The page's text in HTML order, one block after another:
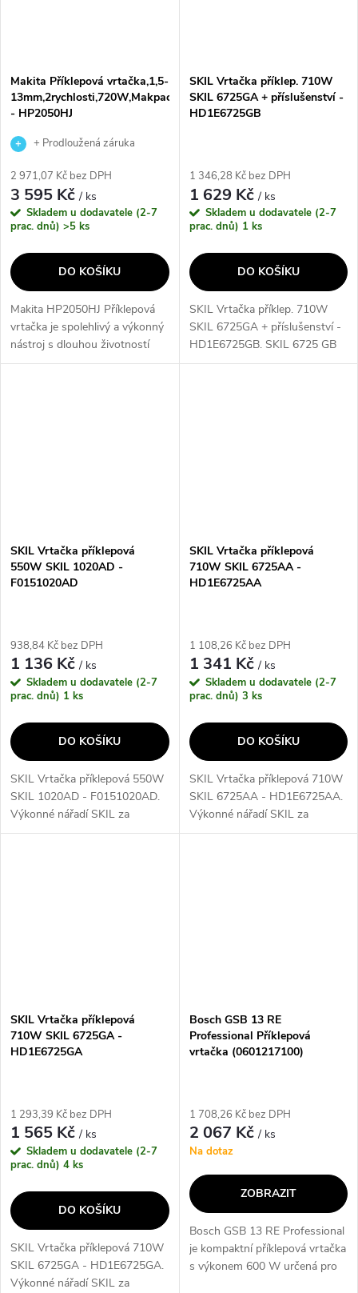
Makita Příklepová vrtačka,1,5-
13mm,2rychlosti,720W,Makpac
- HP2050HJ
+ Prodloužená záruka
2 971,07 Kč bez DPH
3 595 Kč/ ks
Skladem u dodavatele (2-7
prac. dnů) >5 ks
DO KOŠÍKU
Makita HP2050HJ Příklepová
vrtačka je spolehlivý a výkonný
nástroj s dlouhou životností
spojky a minimálními vibracemi.
SKIL Vrtačka příklep. 710W
SKIL 6725GA + příslušenství -
HD1E6725GB
1 346,28 Kč bez DPH
1 629 Kč/ ks
Skladem u dodavatele (2-7
prac. dnů) 1 ks
DO KOŠÍKU
SKIL Vrtačka příklep. 710W
SKIL 6725GA + příslušenství -
HD1E6725GB. SKIL 6725 GB
Příklepová vrtačka • Příklepová
SKIL Vrtačka příklepová
550W SKIL 1020AD -
F0151020AD
938,84 Kč bez DPH
1 136 Kč/ ks
Skladem u dodavatele (2-7
prac. dnů) 1 ks
DO KOŠÍKU
SKIL Vrtačka příklepová 550W
SKIL 1020AD - F0151020AD.
Výkonné nářadí SKIL za
výhodné ceny• Příklepová 550
SKIL Vrtačka příklepová
710W SKIL 6725AA -
HD1E6725AA
1 108,26 Kč bez DPH
1 341 Kč/ ks
Skladem u dodavatele (2-7
prac. dnů) 3 ks
DO KOŠÍKU
SKIL Vrtačka příklepová 710W
SKIL 6725AA - HD1E6725AA.
Výkonné nářadí SKIL za
výhodné ceny• Příklepová
SKIL Vrtačka příklepová
710W SKIL 6725GA -
HD1E6725GA
1 293,39 Kč bez DPH
1 565 Kč/ ks
Skladem u dodavatele (2-7
prac. dnů) 4 ks
DO KOŠÍKU
SKIL Vrtačka příklepová 710W
SKIL 6725GA - HD1E6725GA.
Výkonné nářadí SKIL za
Bosch GSB 13 RE
Professional Příklepová
vrtačka (0601217100)
1 708,26 Kč bez DPH
2 067 Kč/ ks
Na dotaz
ZOBRAZIT
Bosch GSB 13 RE Professional
je kompaktní příklepová vrtačka
s výkonem 600 W určená pro